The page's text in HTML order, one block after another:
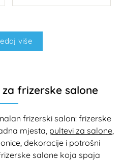
više
frizerske salone
frizerski salon: frizerske
mjesta, pultevi za salone
dekoracije i potrošni
salone koja spaja